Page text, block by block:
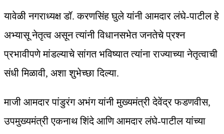
यावेळी नगराध्यक्ष डॉ. करणसिंह घुले यांनी आमदार लंघे-पाटील हे
अभ्यासू नेतृत्व असून त्यांनी विधानसभेत जनतेचे प्रश्न
प्रभावीपणे मांडल्याचे सांगत भविष्यात त्यांना राज्याच्या नेतृत्वाची
संधी मिळावी, अशा शुभेच्छा दिल्या.
माजी आमदार पांडुरंग अभंग यांनी मुख्यमंत्री देवेंद्र फडणवीस,
उपमुख्यमंत्री एकनाथ शिंदे आणि आमदार लंघे-पाटील यांच्या